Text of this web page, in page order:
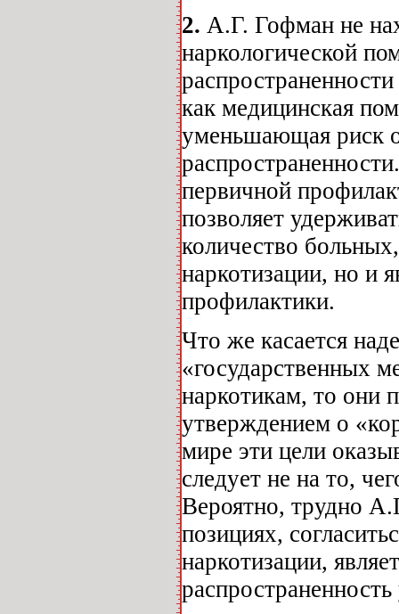
2. А.Г. Гофман не
наркологической
как медицинская
уменьшающая риск
первичной
позволяет
количество
наркотизации, но и
профилактики.
Что же касается
«государственных
наркотикам, то они
утверждением о
мире эти цели
следует не на то,
Вероятно, трудно
позициях,
наркотизации,